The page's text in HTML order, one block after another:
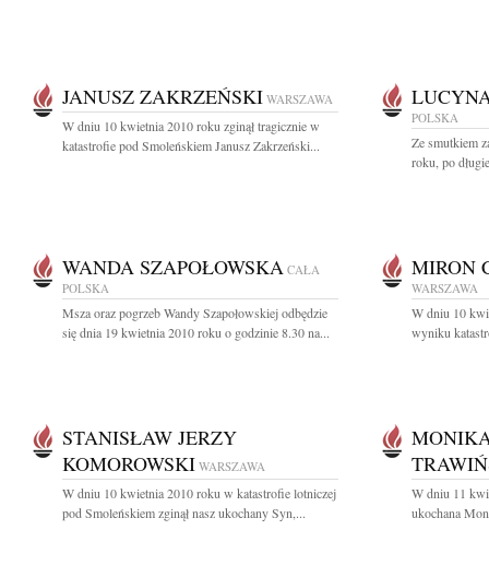
JANUSZ ZAKRZEŃSKI WARSZAWA
W dniu 10 kwietnia 2010 roku zginął tragicznie w
katastrofie pod Smoleńskiem Janusz Zakrzeński...
POLSKA
Ze smutkiem
roku, po
WANDA SZAPOŁOWSKA CAŁA
POLSKA
Msza oraz pogrzeb Wandy Szapołowskiej odbędzie
się dnia 19 kwietnia 2010 roku o godzinie 8.30 na...
MIRON
WARSZAWA
W dniu 10
wyniku
STANISŁAW JERZY
KOMOROWSKI WARSZAWA
W dniu 10 kwietnia 2010 roku w katastrofie lotniczej
pod Smoleńskiem zginął nasz ukochany Syn,...
W dniu 11
ukochana